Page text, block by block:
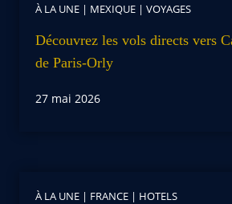
À LA UNE | MEXIQUE | VOYAGES
Découvrez les vols directs vers
de Paris-Orly
27 mai 2026
À LA UNE | FRANCE | HOTELS